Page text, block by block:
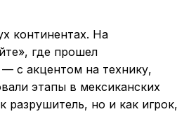
континентах. На
где прошел
с акцентом на технику,
этапы в мексиканских
разрушитель, но и как игрок,